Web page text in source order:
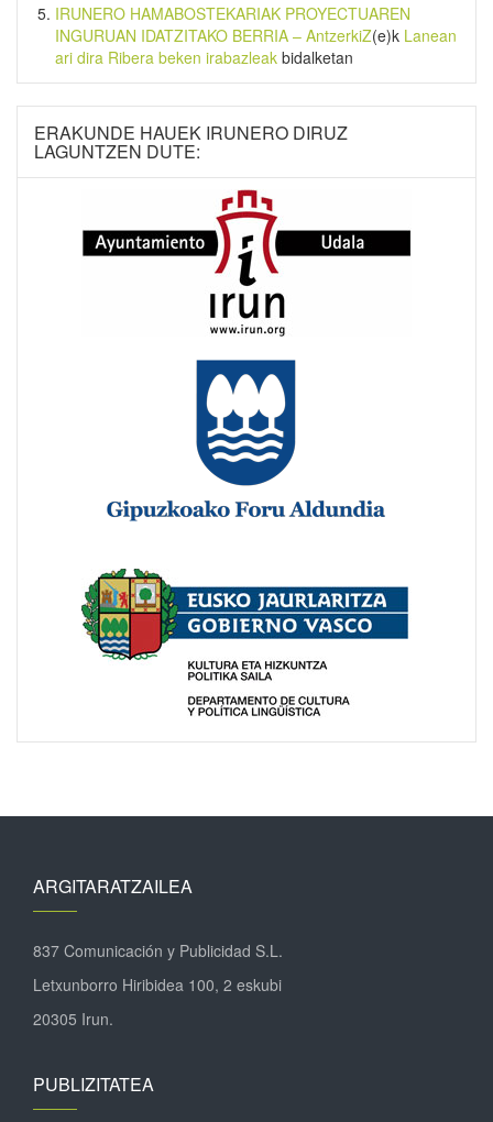
IRUNERO HAMABOSTEKARIAK PROYECTUAREN
INGURUAN IDATZITAKO BERRIA – AntzerkiZ(e)k Lanean
ari dira Ribera beken irabazleak bidalketan
ERAKUNDE HAUEK IRUNERO DIRUZ
LAGUNTZEN DUTE:
ARGITARATZAILEA
837 Comunicación y Publicidad S.L.
Letxunborro Hiribidea 100, 2 eskubi
20305 Irun.
PUBLIZITATEA